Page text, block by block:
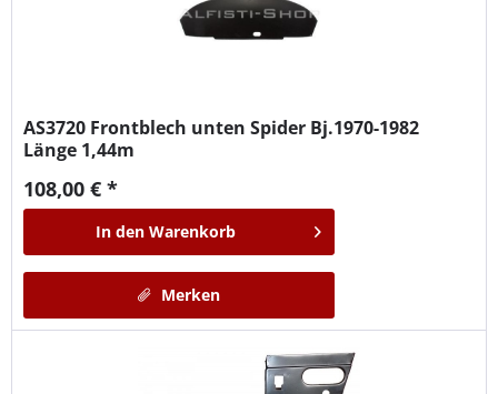
AS3720 Frontblech unten Spider Bj.1970-1982
Länge 1,44m
108,00 € *
In den Warenkorb
Merken